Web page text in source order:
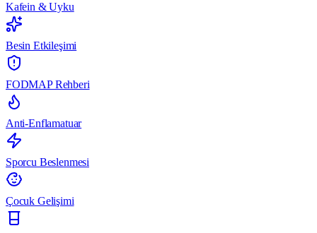
Kafein & Uyku
Besin Etkileşimi
FODMAP Rehberi
Anti-Enflamatuar
Sporcu Beslenmesi
Çocuk Gelişimi